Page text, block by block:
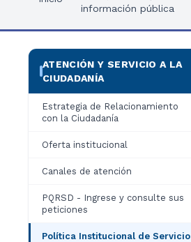
información pública
ATENCIÓN Y SERVICIO A LA
CIUDADANÍA
Estrategia de Relacionamiento
con la Ciudadanía
Oferta institucional
Canales de atención
PQRSD - Ingrese y consulte sus
peticiones
Política Institucional de Servicio